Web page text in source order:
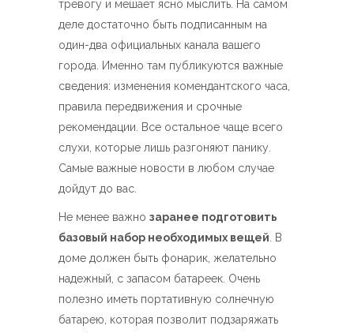
тревогу и мешает ясно мыслить. На самом
деле достаточно быть подписанным на
один-два официальных канала вашего
города. Именно там публикуются важные
сведения: изменения комендантского часа,
правила передвижения и срочные
рекомендации. Все остальное чаще всего
слухи, которые лишь разгоняют панику.
Самые важные новости в любом случае
дойдут до вас.
Не менее важно заранее подготовить
базовый набор необходимых вещей . В
доме должен быть фонарик, желательно
надежный, с запасом батареек. Очень
полезно иметь портативную солнечную
батарею, которая позволит подзаряжать